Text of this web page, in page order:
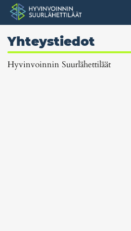
Yhteystiedot
Hyvinvoinnin Suurlähettiläät